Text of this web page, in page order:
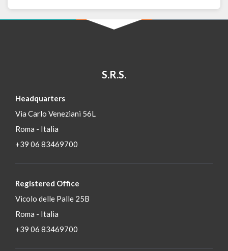
S.R.S.
Headquarters
Via Carlo Veneziani 56L
Roma - Italia
+39 06 83469700
Registered Office
Vicolo delle Palle 25B
Roma - Italia
+39 06 83469700